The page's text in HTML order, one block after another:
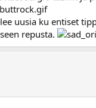
uusia ku entiset
repusta.